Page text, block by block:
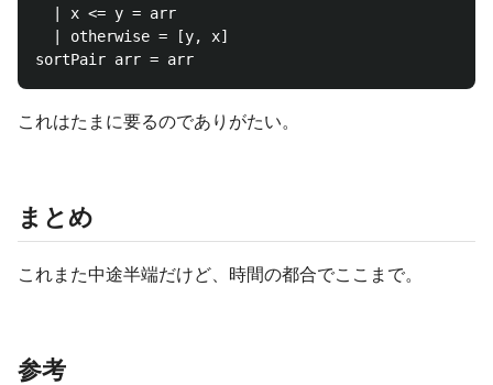
  | x <= y = arr
  | otherwise = [y, x]
これはたまに要るのでありがたい。
まとめ
これまた中途半端だけど、時間の都合でここまで。
参考